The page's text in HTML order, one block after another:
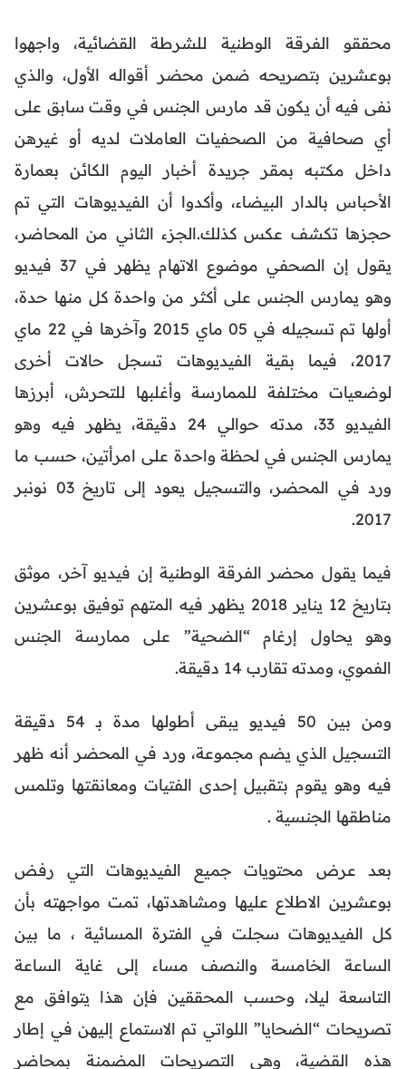
محققو الفرقة الوطنية للشرطة القضائية، واجهوا
بوعشرين بتصريحه ضمن محضر أقواله الأول، والذي
نفى فيه أن يكون قد مارس الجنس في وقت سابق على
أي صحافية من الصحفيات العاملات لديه أو غيرهن
داخل مكتبه بمقر جريدة أخبار اليوم الكائن بعمارة
الأحباس بالدار البيضاء، وأكدوا أن الفيديوهات التي تم
حجزها تكشف عكس كذلك.الجزء الثاني من المحاضر،
يقول إن الصحفي موضوع الاتهام يظهر في 37 فيديو
وهو يمارس الجنس على أكثر من واحدة كل منها حدة،
أولها تم تسجيله في 05 ماي 2015 وآخرها في 22 ماي
2017، فيما بقية الفيديوهات تسجل حالات أخرى
لوضعيات مختلفة للممارسة وأغلبها للتحرش، أبرزها
الفيديو 33، مدته حوالي 24 دقيقة، يظهر فيه وهو
يمارس الجنس في لحظة واحدة على امرأتين، حسب ما
ورد في المحضر، والتسجيل يعود إلى تاريخ 03 نونبر
2017.
فيما يقول محضر الفرقة الوطنية إن فيديو آخر، موثق
بتاريخ 12 يناير 2018 يظهر فيه المتهم توفيق بوعشرين
وهو يحاول إرغام “الضحية” على ممارسة الجنس
الفموي، ومدته تقارب 14 دقيقة.
ومن بين 50 فيديو يبقى أطولها مدة بـ 54 دقيقة
التسجيل الذي يضم مجموعة، ورد في المحضر أنه ظهر
فيه وهو يقوم بتقبيل إحدى الفتيات ومعانقتها وتلمس
مناطقها الجنسية .
بعد عرض محتويات جميع الفيديوهات التي رفض
بوعشرين الاطلاع عليها ومشاهدتها، تمت مواجهته بأن
كل الفيديوهات سجلت في الفترة المسائية ، ما بين
الساعة الخامسة والنصف مساء إلى غاية الساعة
التاسعة ليلا، وحسب المحققين فإن هذا يتوافق مع
تصريحات “الضحايا” اللواتي تم الاستماع إليهن في إطار
هذه القضية، وهي التصريحات المضمنة بمحاضر